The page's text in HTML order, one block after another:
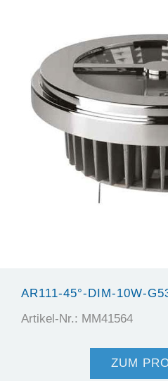
AR111-45°-DIM-10W-
Artikel-Nr.: MM41564
ZUM